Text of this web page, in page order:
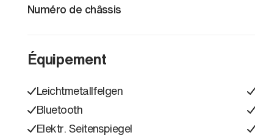
Numéro de châssis
Équipement
Leichtmetallfelgen
Bluetooth
Elektr. Seitenspiegel